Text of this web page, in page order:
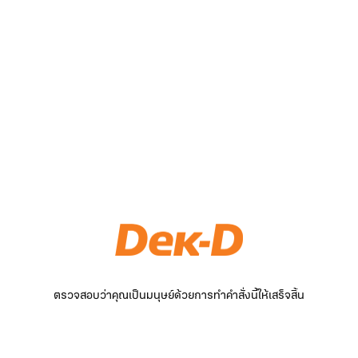
ตรวจสอบว่าคุณเป็นมนุษย์ด้วยการทำคำสั่งนี้ให้เสร็จสิ้น